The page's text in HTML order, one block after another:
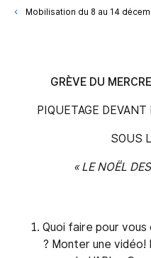
Mobilisation du 8 au 14
GRÈVE DU
PIQUETAGE
SOUS
« LE NOËL
Quoi faire pour
? Monter une vidéo!